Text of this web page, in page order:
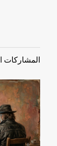
المشاركات